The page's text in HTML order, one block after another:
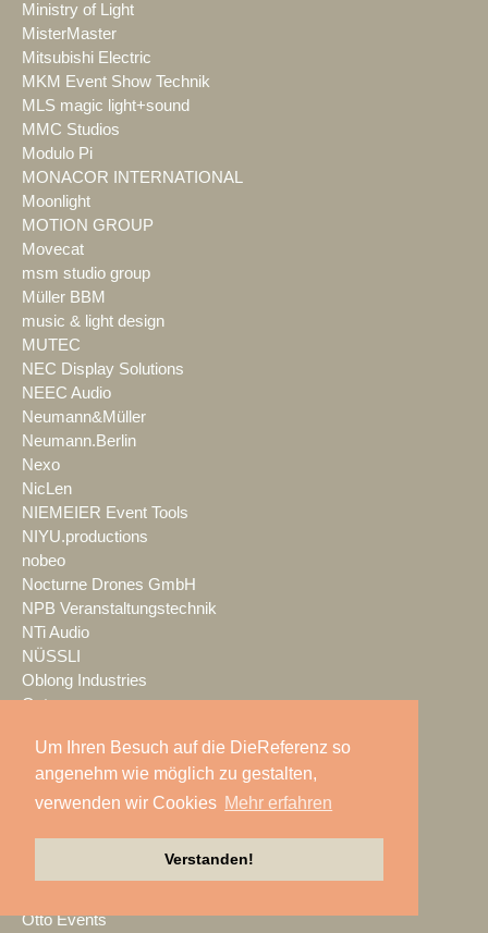
Um Ihren Besuch auf die DieReferenz so
angenehm wie möglich zu gestalten,
verwenden wir Cookies Mehr erfahren
Verstanden!
Ministry of Light
MisterMaster
Mitsubishi Electric
MKM Event Show Technik
MLS magic light+sound
MMC Studios
Modulo Pi
MONACOR INTERNATIONAL
Moonlight
MOTION GROUP
Movecat
msm studio group
Müller BBM
music & light design
MUTEC
NEC Display Solutions
NEEC Audio
Neumann&Müller
Neumann.Berlin
Nexo
NicLen
NIEMEIER Event Tools
NIYU.productions
nobeo
Nocturne Drones GmbH
NPB Veranstaltungstechnik
NTi Audio
NÜSSLI
Oblong Industries
Octopus
OETHG
OKG-AV
Omron
Otto Events